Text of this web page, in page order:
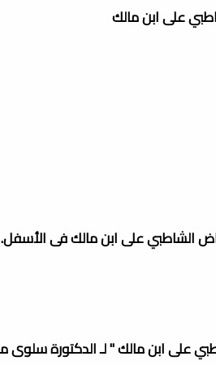
على ابن مالك
الشاطبي على ابن مالك فى الأسفل.